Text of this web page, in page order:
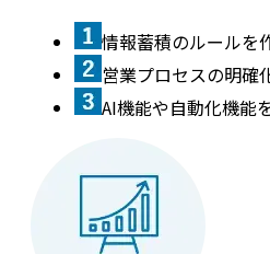
情報蓄積のルールを
営業プロセスの明確
AI機能や自動化機能